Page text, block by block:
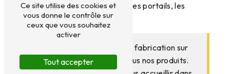
l’aluminium pour les vérandas, les portails, les
portes et autres menuiseries.
Par ailleurs, nous assurons la fabrication sur
mesure et l’installation de tous nos produits.
Ce site utilise des cookies et
vous donne le contrôle sur
ceux que vous souhaitez
activer
Tout accepter